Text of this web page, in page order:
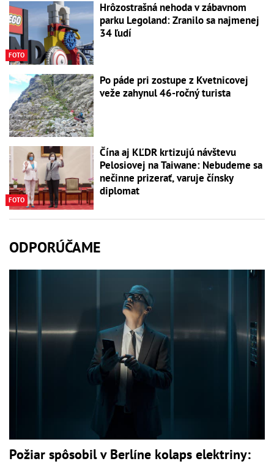
FOTO
Hrôzostrašná nehoda v zábavnom
parku Legoland: Zranilo sa najmenej
34 ľudí
Po páde pri zostupe z Kvetnicovej
veže zahynul 46-ročný turista
FOTO
Čína aj KĽDR krtizujú návštevu
Pelosiovej na Taiwane: Nebudeme sa
nečinne prizerať, varuje čínsky
diplomat
ODPORÚČAME
Požiar spôsobil v Berlíne kolaps elektriny: